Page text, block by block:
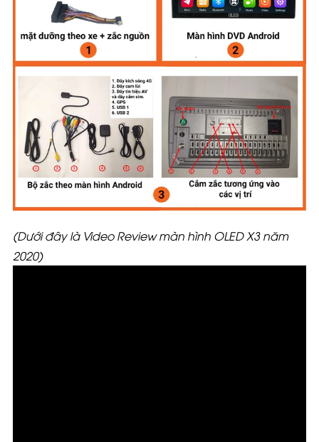
(Dưới đây là Video Review màn hình OLED X3 năm
2020)